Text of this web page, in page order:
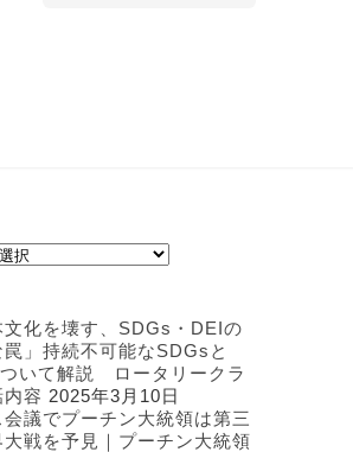
文化を壊す、SDGs・DEIの
罠」持続不可能なSDGsと
いて解説 ロータリークラ
内容 2025年3月10日
会議でプーチン大統領は第三
大戦を予見｜プーチン大統領